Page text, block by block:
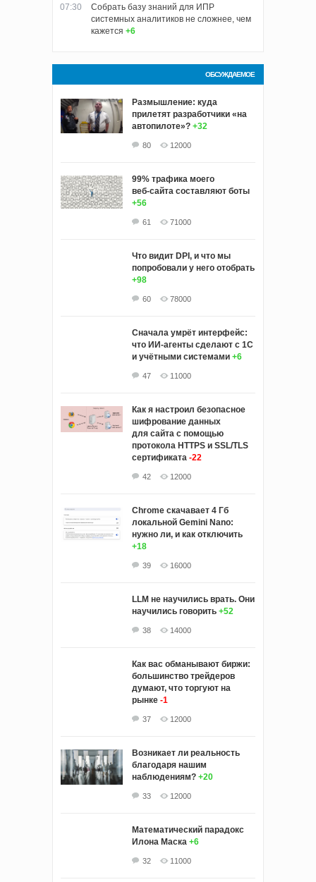
07:30
Собрать базу знаний для ИПР
системных аналитиков не сложнее, чем
кажется +6
ОБСУЖДАЕМОЕ
Размышление: куда
прилетят разработчики «на
автопилоте»? +32
80 12000
99% трафика моего
веб‑сайта составляют боты
+56
61 71000
Что видит DPI, и что мы
попробовали у него отобрать
+98
60 78000
Сначала умрёт интерфейс:
что ИИ-агенты сделают с 1С
и учётными системами +6
47 11000
Как я настроил безопасное
шифрование данных
для сайта с помощью
протокола HTTPS и SSL/TLS
сертификата -22
42 12000
Chrome скачавает 4 Гб
локальной Gemini Nano:
нужно ли, и как отключить
+18
39 16000
LLM не научились врать. Они
научились говорить +52
38 14000
Как вас обманывают биржи:
большинство трейдеров
думают, что торгуют на
рынке -1
37 12000
Возникает ли реальность
благодаря нашим
наблюдениям? +20
33 12000
Математический парадокс
Илона Маска +6
32 11000